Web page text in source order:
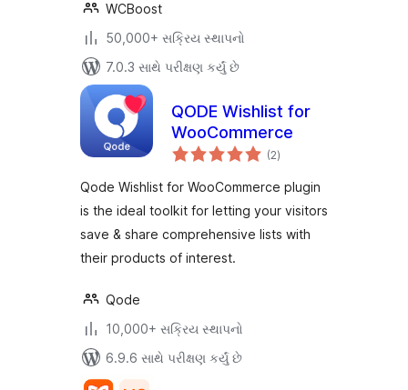
WCBoost
50,000+ સક્રિય સ્થાપનો
7.0.3 સાથે પરીક્ષણ કર્યું છે
QODE Wishlist for
WooCommerce
(2કુલ
રેટિંગ્સ
)
Qode Wishlist for WooCommerce plugin
is the ideal toolkit for letting your visitors
save & share comprehensive lists with
their products of interest.
Qode
10,000+ સક્રિય સ્થાપનો
6.9.6 સાથે પરીક્ષણ કર્યું છે